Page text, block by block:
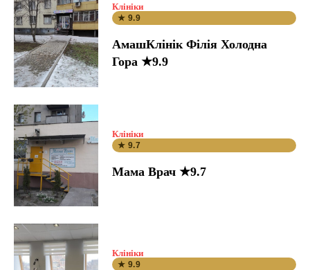
Клініки
★ 9.9
АмашКлінік Філія Холодна
Гора ★9.9
Клініки
★ 9.7
Мама Врач ★9.7
Клініки
★ 9.9